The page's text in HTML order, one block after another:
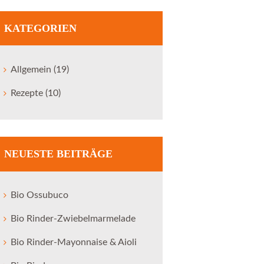
Fleisch vom Heiderind
KATEGORIEN
Allgemein (19)
Rezepte(10)
NEUESTE BEITRÄGE
Bio Ossubuco
Bio Rinder-Zwiebelmarmelade
Bio Rinder-Mayonnaise & Aioli